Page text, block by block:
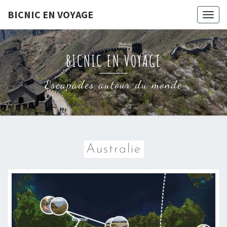
content
BICNIC EN VOYAGE
BICNIC EN VOYAGE
Escapades autour du monde
Australie